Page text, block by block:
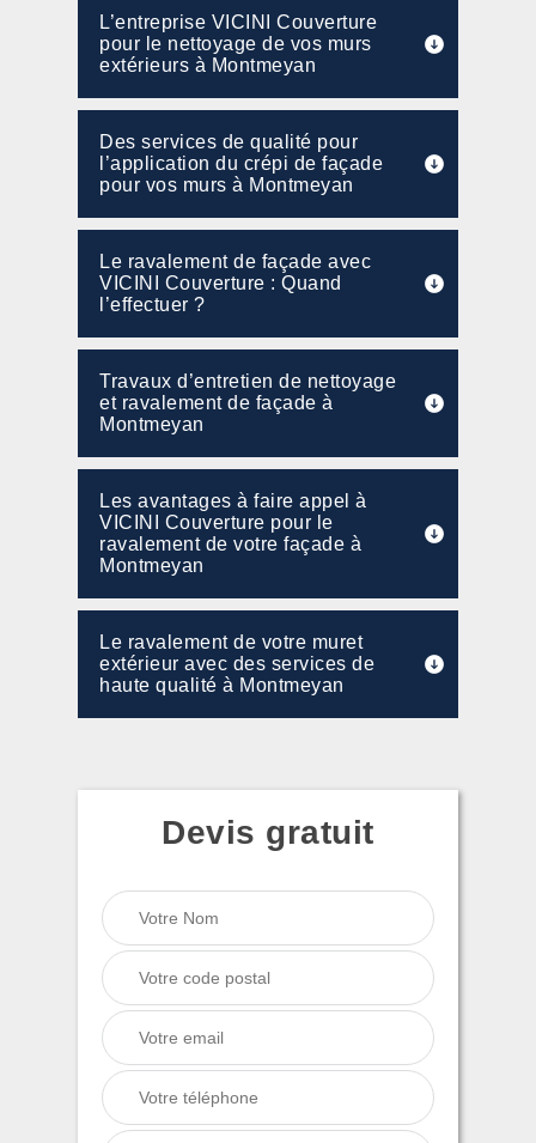
L’entreprise VICINI Couverture
pour le nettoyage de vos murs
extérieurs à Montmeyan
Des services de qualité pour
l’application du crépi de façade
pour vos murs à Montmeyan
Le ravalement de façade avec
VICINI Couverture : Quand
l’effectuer ?
Travaux d’entretien de nettoyage
et ravalement de façade à
Montmeyan
Les avantages à faire appel à
VICINI Couverture pour le
ravalement de votre façade à
Montmeyan
Le ravalement de votre muret
extérieur avec des services de
haute qualité à Montmeyan
Devis gratuit